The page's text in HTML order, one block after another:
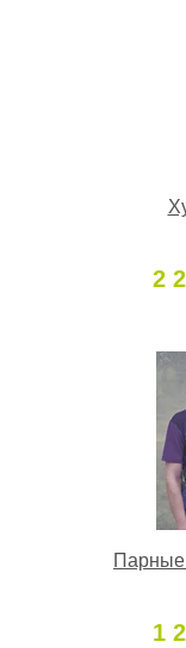
2
Парные
1